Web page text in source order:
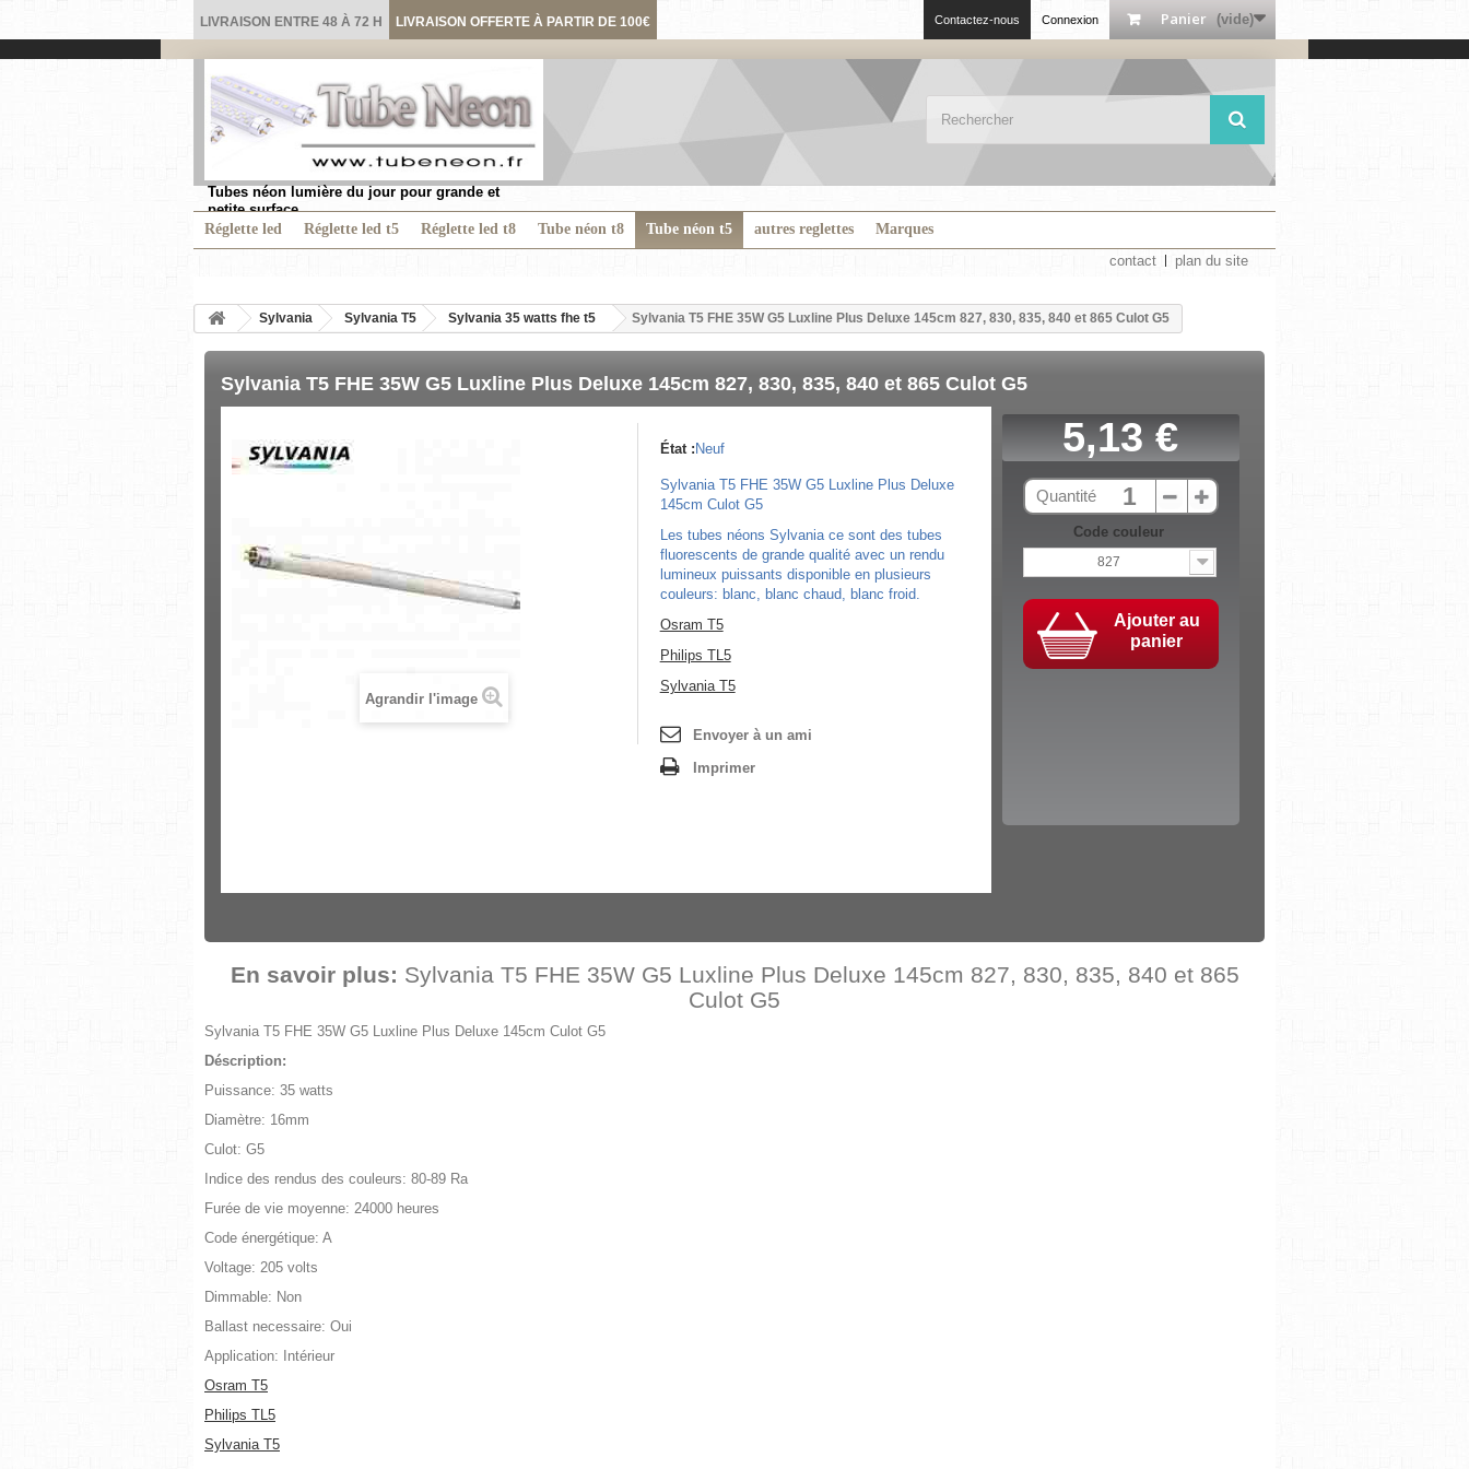
LIVRAISON ENTRE 48 À 72 H LIVRAISON OFFERTE À PARTIR DE 100€ Panier (vide)
Connexion
Contactez-nous
Tubes néon lumière du jour pour grande et
petite surface.
Réglette led
Réglette led t5 Réglette led t8 Tube néon t8 Tube néon t5 autres reglettes
Marques
contact
plan du site
Sylvania Sylvania T5 Sylvania 35 watts fhe t5 Sylvania T5 FHE 35W G5 Luxline Plus Deluxe 145cm 827, 830, 835, 840 et 865 Culot G5
Sylvania T5 FHE 35W G5 Luxline Plus Deluxe 145cm 827, 830, 835, 840 et 865 Culot G5
Agrandir l'image
État : Neuf
Sylvania T5 FHE 35W G5 Luxline Plus Deluxe
145cm Culot G5
Les tubes néons Sylvania ce sont des tubes
fluorescents de grande qualité avec un rendu
lumineux puissants disponible en plusieurs
couleurs: blanc, blanc chaud, blanc froid.
Osram T5
Philips TL5
Sylvania T5
Envoyer à un ami
Imprimer
5,13 €
Quantité
Code couleur
827
Ajouter au
panier
En savoir plus: Sylvania T5 FHE 35W G5 Luxline Plus Deluxe 145cm 827, 830, 835, 840 et 865
Culot G5
Sylvania T5 FHE 35W G5 Luxline Plus Deluxe 145cm Culot G5
Déscription:
Puissance: 35 watts
Diamètre: 16mm
Culot: G5
Indice des rendus des couleurs: 80-89 Ra
Furée de vie moyenne: 24000 heures
Code énergétique: A
Voltage: 205 volts
Dimmable: Non
Ballast necessaire: Oui
Application: Intérieur
Osram T5
Philips TL5
Sylvania T5